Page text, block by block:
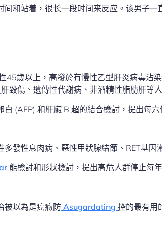
和站着，很长一段时间来反应。该男子
45歲以上，高發於有慢性乙型肝炎病毒沾
肝毀傷、遺傳性代謝病、非酒精性脂肪肝等
(AFP) 和肝臟 B 超的結合檢討，提出每六
發性息肉病、惡性甲狀腺結節、RET基因
能檢討和形狀檢討，提出高危人群停止每
被以為是癌癥防 Asugardating 控的最有用